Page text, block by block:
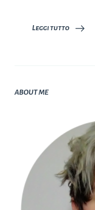
Leggi tutto
ABOUT ME